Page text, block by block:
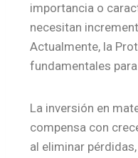
importancia o
necesitan
Actualmente, la
fundamentales
La inversión en
compensa con
al eliminar